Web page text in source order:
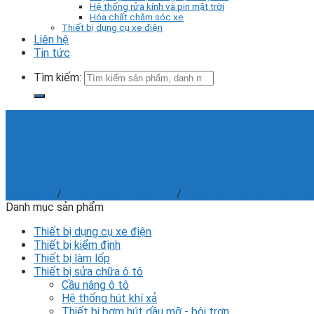
Hệ thống rửa kính và pin mặt trời
Hóa chất chăm sóc xe
Thiết bị dụng cụ xe điện
Liên hệ
Tin tức
Tìm kiếm:
/ /
Danh mục sản phẩm
Thiết bị dụng cụ xe điện
Thiết bị kiểm định
Thiết bị làm lốp
Thiết bị sửa chữa ô tô
Cầu nâng ô tô
Hệ thống hút khí xả